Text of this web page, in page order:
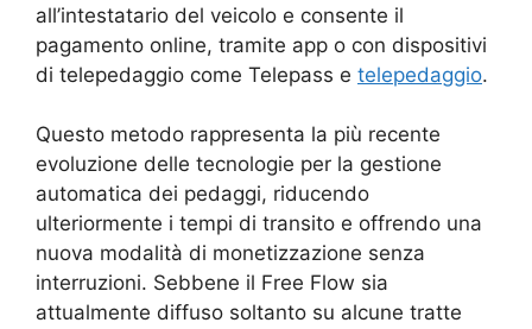
all’intestatario del veicolo e consente il
pagamento online, tramite app o con dispositivi
di telepedaggio come Telepass e telepedaggio.
Questo metodo rappresenta la più recente
evoluzione delle tecnologie per la gestione
automatica dei pedaggi, riducendo
ulteriormente i tempi di transito e offrendo una
nuova modalità di monetizzazione senza
interruzioni. Sebbene il Free Flow sia
attualmente diffuso soltanto su alcune tratte